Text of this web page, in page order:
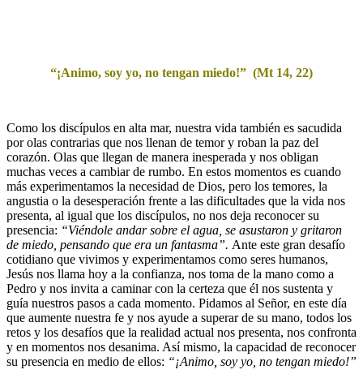
“¡Animo, soy yo, no tengan miedo!” (Mt 14, 22)
Como los discípulos en alta mar, nuestra vida también es sacudida
por olas contrarias que nos llenan de temor y roban la paz del
corazón. Olas que llegan de manera inesperada y nos obligan
muchas veces a cambiar de rumbo. En estos momentos es cuando
más experimentamos la necesidad de Dios, pero los temores, la
angustia o la desesperación frente a las dificultades que la vida nos
presenta, al igual que los discípulos, no nos deja reconocer su
presencia: “Viéndole andar sobre el agua, se asustaron y gritaron
de miedo, pensando que era un fantasma”. Ante este gran desafío
cotidiano que vivimos y experimentamos como seres humanos,
Jesús nos llama hoy a la confianza, nos toma de la mano como a
Pedro y nos invita a caminar con la certeza que él nos sustenta y
guía nuestros pasos a cada momento. Pidamos al Señor, en este día
que aumente nuestra fe y nos ayude a superar de su mano, todos los
retos y los desafíos que la realidad actual nos presenta, nos confronta
y en momentos nos desanima. Así mismo, la capacidad de reconocer
su presencia en medio de ellos: “¡Animo, soy yo, no tengan miedo!”